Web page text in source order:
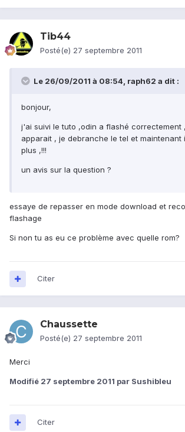
Tib44
Posté(e) 27 septembre 2011
Le 26/09/2011 à 08:54, raph62 a dit :
bonjour,
j'ai suivi le tuto ,odin a flashé correctement
apparait , je debranche le tel et maintenant
plus ,!!!
un avis sur la question ?
essaye de repasser en mode download et
flashage
Si non tu as eu ce problème avec quelle rom?
Citer
Chaussette
Posté(e) 27 septembre 2011
Merci
Modifié 27 septembre 2011 par Sushibleu
Citer